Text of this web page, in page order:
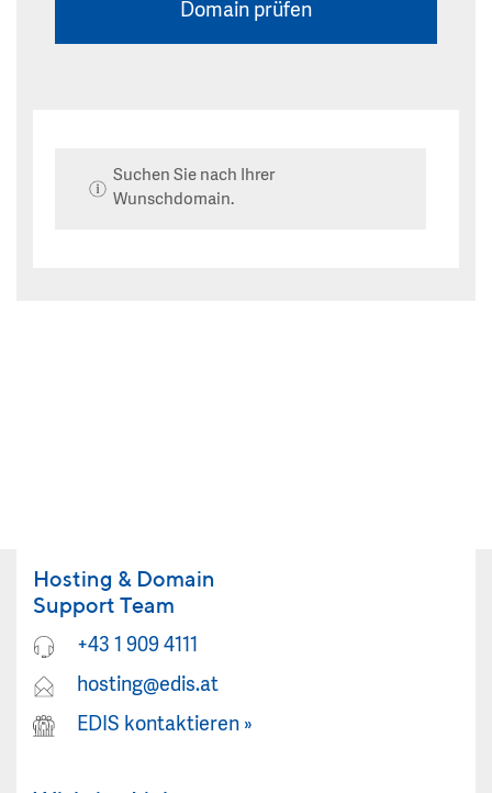
Domain prüfen
Suchen Sie nach Ihrer
Wunschdomain.
Hosting & Domain
Support Team
+43 1 909 4111
hosting@edis.at
EDIS kontaktieren »